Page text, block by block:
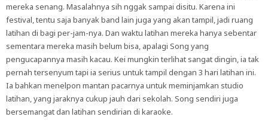
mereka senang. Masalahnya sih nggak sampai disitu. Karena ini
festival, tentu saja banyak band lain juga yang akan tampil, jadi ruang
latihan di bagi per-jam-nya. Dan waktu latihan mereka hanya sebentar
sementara mereka masih belum bisa, apalagi Song yang
pengucapannya masih kacau. Kei mungkin terlihat sangat dingin, ia tak
pernah tersenyum tapi ia serius untuk tampil dengan 3 hari latihan ini.
Ia bahkan menelpon mantan pacarnya untuk meminjamkan studio
latihan, yang jaraknya cukup jauh dari sekolah. Song sendiri juga
bersemangat dan latihan sendirian di karaoke.